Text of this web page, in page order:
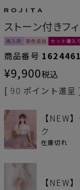
ストーン付きフ
再入荷 新色追加 セット購入
商品番号 1624461
¥9,900税込
[ 90 ポイント進呈
【NEW
ク
在庫切れ
【NEW